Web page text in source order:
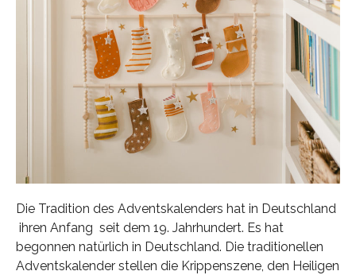
Die Tradition des Adventskalenders hat in Deutschland
ihren Anfang seit dem 19. Jahrhundert. Es hat
begonnen natürlich in Deutschland. Die traditionellen
Adventskalender stellen die Krippenszene, den Heiligen